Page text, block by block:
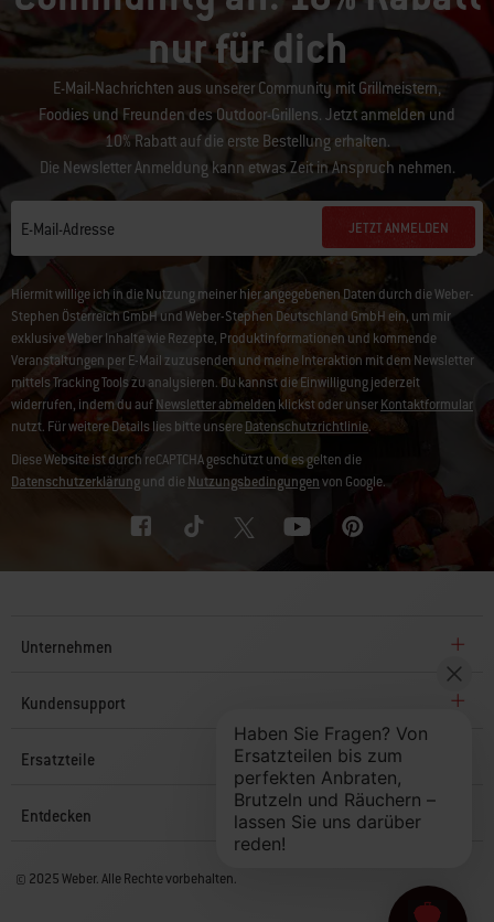
nur für dich
E-Mail-Nachrichten aus unserer Community mit Grillmeistern,
Foodies und Freunden des Outdoor-Grillens. Jetzt anmelden und
10% Rabatt auf die erste Bestellung erhalten.
Die Newsletter Anmeldung kann etwas Zeit in Anspruch nehmen.
E-Mail-Adresse JETZT ANMELDEN
Hiermit willige ich in die Nutzung meiner hier angegebenen Daten durch die Weber-
Stephen Österreich GmbH und Weber-Stephen Deutschland GmbH ein, um mir
exklusive Weber Inhalte wie Rezepte, Produktinformationen und kommende
Veranstaltungen per E-Mail zuzusenden und meine Interaktion mit dem Newsletter
mittels Tracking Tools zu analysieren. Du kannst die Einwilligung jederzeit
widerrufen, indem du aufNewsletter abmelden klickst oder unserKontaktformular
nutzt. Für weitere Details lies bitte unsereDatenschutzrichtlinie.
Diese Website ist durch reCAPTCHA geschützt und es gelten die
Datenschutzerklärungund dieNutzungsbedingungenvon Google.
Unternehmen
Kundensupport
Ersatzteile
Entdecken
© 2025 Weber. Alle Rechte vorbehalten.